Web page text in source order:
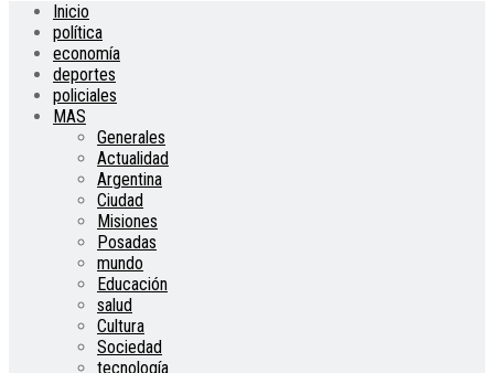
Inicio
política
economía
deportes
policiales
MAS
Generales
Actualidad
Argentina
Ciudad
Misiones
Posadas
mundo
Educación
salud
Cultura
Sociedad
tecnología